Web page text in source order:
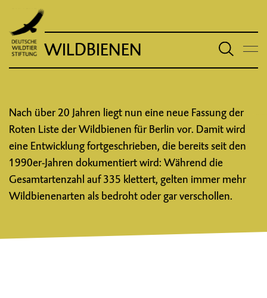
WILDBIENEN
Nach über 20 Jahren liegt nun eine neue Fassung der
Roten Liste der Wildbienen für Berlin vor. Damit wird
eine Entwicklung fortgeschrieben, die bereits seit den
1990er-Jahren dokumentiert wird: Während die
Gesamtartenzahl auf 335 klettert, gelten immer mehr
Wildbienenarten als bedroht oder gar verschollen.